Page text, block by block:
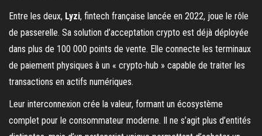
Entre les deux, Lyzi, fintech française lancée en 2022, joue le rôle
de passerelle. Sa solution d’acceptation crypto est déjà déployée
dans plus de 100 000 points de vente. Elle connecte les terminaux
de paiement physiques à un « crypto-hub » capable de traiter les
transactions en actifs numériques.
Leur interconnexion crée la valeur, formant un écosystème
complet pour le consommateur moderne. Il ne s’agit plus d’entités